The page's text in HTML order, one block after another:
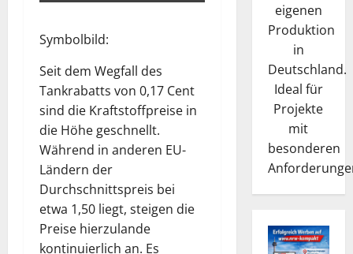
Symbolbild:
Seit dem Wegfall des
Tankrabatts von 0,17 Cent
sind die Kraftstoffpreise in
die Höhe geschnellt.
Während in anderen EU-
Ländern der
Durchschnittspreis bei
etwa 1,50 liegt, steigen die
Preise hierzulande
kontinuierlich an. Es
eigenen
Produktion
in
Deutschland.
Ideal für
Projekte
mit
besonderen